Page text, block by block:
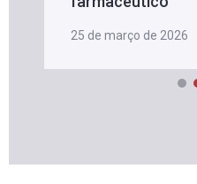
25 de março de 2026